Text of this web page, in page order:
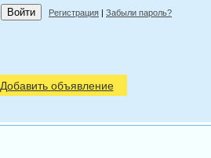
Регистрация | Забыли пароль?
Добавить объявление